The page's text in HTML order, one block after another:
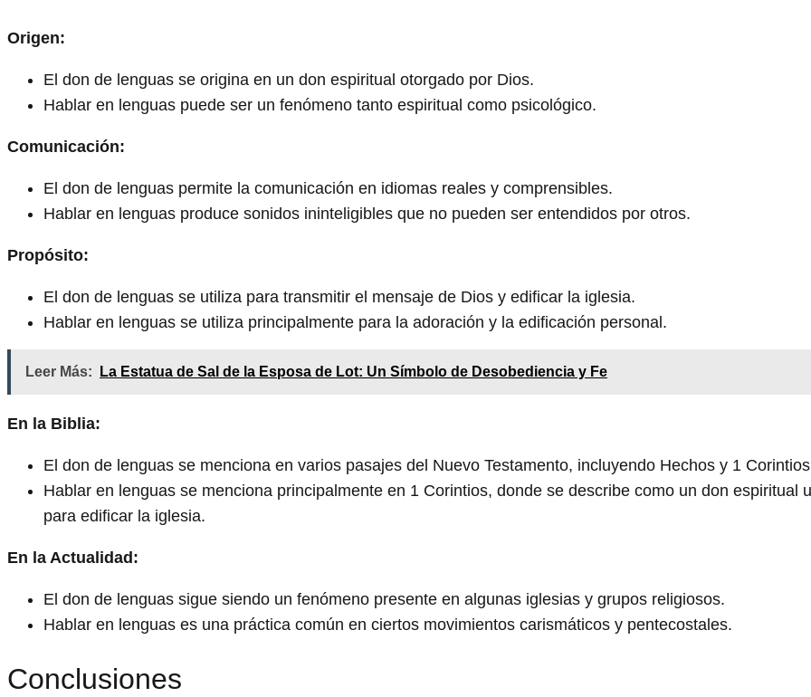
Origen:
El don de lenguas se origina en un don espiritual otorgado por Dios.
Hablar en lenguas puede ser un fenómeno tanto espiritual como psicológico.
Comunicación:
El don de lenguas permite la comunicación en idiomas reales y comprensibles.
Hablar en lenguas produce sonidos ininteligibles que no pueden ser entendidos por otros.
Propósito:
El don de lenguas se utiliza para transmitir el mensaje de Dios y edificar la iglesia.
Hablar en lenguas se utiliza principalmente para la adoración y la edificación personal.
Leer Más: La Estatua de Sal de la Esposa de Lot: Un Símbolo de Desobediencia y Fe
En la Biblia:
El don de lenguas se menciona en varios pasajes del Nuevo Testamento, incluyendo Hechos y 1
Hablar en lenguas se menciona principalmente en 1 Corintios, donde se describe como un don espiritual
para edificar la iglesia.
En la Actualidad:
El don de lenguas sigue siendo un fenómeno presente en algunas iglesias y grupos religiosos.
Hablar en lenguas es una práctica común en ciertos movimientos carismáticos y pentecostales.
Conclusiones